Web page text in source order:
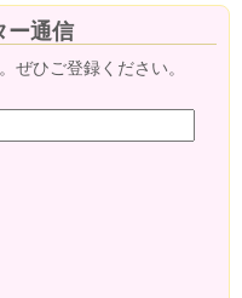
ー通信
ぜひご登録ください。